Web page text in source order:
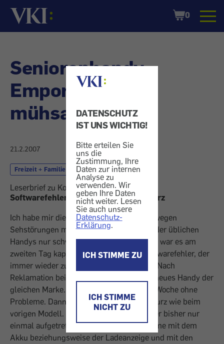
DATENSCHUTZ
IST UNS WICHTIG!
Bitte erteilen Sie
uns die
Zustimmung, Ihre
Daten zur internen
Analyse zu
verwenden. Wir
geben Ihre Daten
nicht weiter. Lesen
Sie auch unsere
Datenschutz-
Erklärung.
ICH STIMME ZU
ICH STIMME
NICHT ZU
Startseite
Shopping
Cart
0
Seniorenhandy
Emporia - Etwas
mühsam
21.2.2007
Freizeit + Familie Alter und Senioren
Leserbrief zu Konsument 12/2006.
Softwarefehler führte zu Systemabsturz
Ich habe mir dieses Gerät gekauft, da ich wegen
Sehstörungen mit den winzigen Displays der üblichen
Handys nur schwer zurechtkomme. Leider war es am
zweiten Tag kaputt. Offensichtlich ein Softwarefehler, der
immer wieder zum Systemabsturz führte. Nach
Reklamation beim Händler erhielt ich ein neues Handy der
gleichen Marke. Dieses funktionierte eine Woche ohne
Probleme. Dann gab es einen Systemabsturz wie beim
vorigen Modell. Allerdings ist dieser Fehler bisher nur
einmal aufgetreten. Zudem gibt es Probleme mit dem
Akku beziehungsweise der Ladeanzeige und mit den